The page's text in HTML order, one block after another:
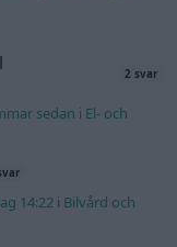
2 svar
sedan i El- och
14:22 i Bilvård och